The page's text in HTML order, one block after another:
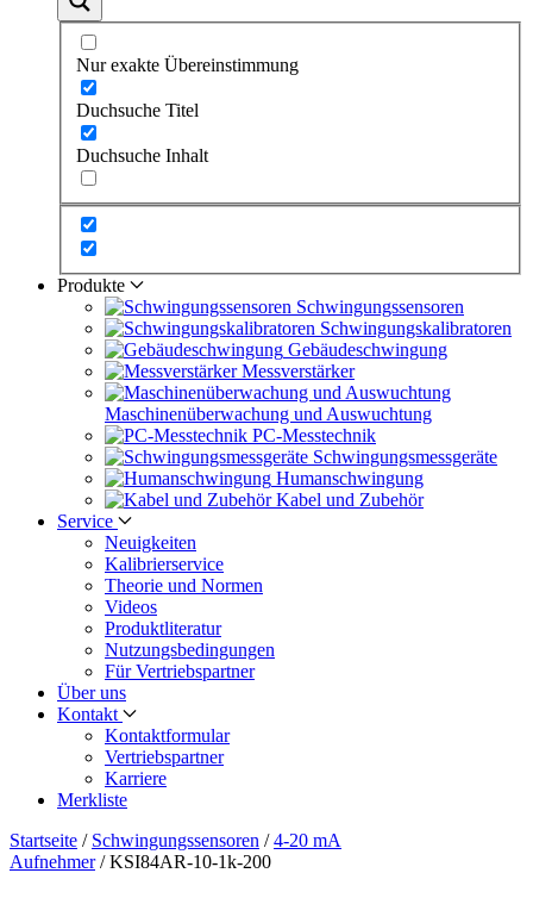
Nur exakte Übereinstimmung
Duchsuche Titel
Duchsuche Inhalt
Produkte
Schwingungs­sensoren
Schwingungs­kalibratoren
Gebäude­schwingung
Messverstärker
Maschinen­überwachung und Auswuchtung
PC-Messtechnik
Schwingungs­messgeräte
Human­schwingung
Kabel und Zubehör
Service
Neuigkeiten
Kalibrier­service
Theorie und Normen
Videos
Produkt­literatur
Nutzungs­bedingungen
Für Vertriebs­partner
Über uns
Kontakt
Kontaktformular
Vertriebs­partner
Karriere
Merkliste
Startseite / Schwingungs­sensoren /4-20 mA
Aufnehmer/KSI84AR-10-1k-200